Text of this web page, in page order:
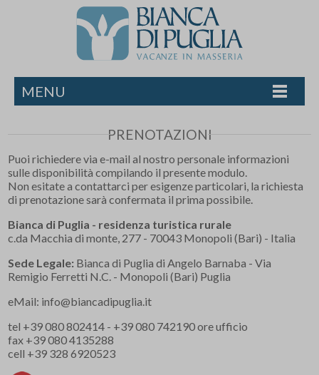
MENU
PRENOTAZIONI
Puoi richiedere via e-mail al nostro personale informazioni
sulle disponibilità compilando il presente modulo.
Non esitate a contattarci per esigenze particolari, la richiesta
di prenotazione sarà confermata il prima possibile.
Bianca di Puglia - residenza turistica rurale
c.da Macchia di monte, 277 - 70043 Monopoli (Bari) - Italia
Sede Legale: Bianca di Puglia di Angelo Barnaba - Via
Remigio Ferretti N.C. - Monopoli (Bari) Puglia
eMail: info@biancadipuglia.it
tel +39 080 802414 - +39 080 742190ore ufficio
fax +39 080 4135288
cell +39 328 6920523